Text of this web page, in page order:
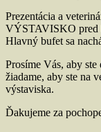
Prezentácia a
VÝSTAVISKO pred
Hlavný bufet sa
Prosíme Vás, aby
žiadame, aby ste na
výstaviska.
Ďakujeme za